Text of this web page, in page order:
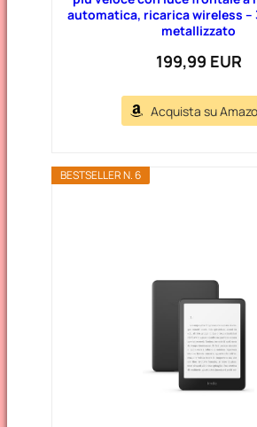
automatica, ricarica wireless –
metallizzato
199,99 EUR
Acquista su
BESTSELLER N. 6